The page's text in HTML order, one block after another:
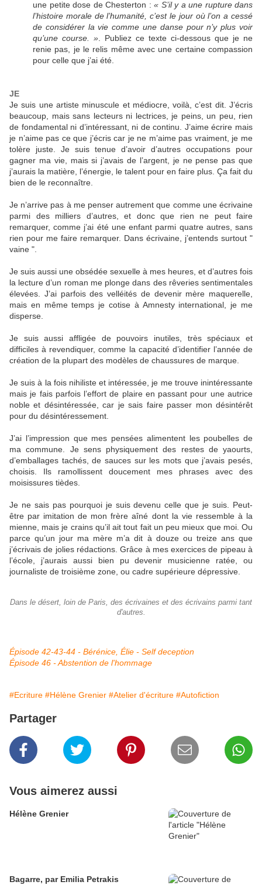
une petite dose de Chesterton : « S’il y a une rupture dans
l’histoire morale de l’humanité, c’est le jour où l’on a cessé
de considérer la vie comme une danse pour n’y plus voir
qu’une course. » . Publiez ce texte ci-dessous que je ne
renie pas, je le relis même avec une certaine compassion
pour celle que j’ai été.
JE
Je suis une artiste minuscule et médiocre, voilà, c’est dit. J’écris
beaucoup, mais sans lecteurs ni lectrices, je peins, un peu, rien
de fondamental ni d’intéressant, ni de continu. J’aime écrire mais
je n’aime pas ce que j’écris car je ne m’aime pas vraiment, je me
tolère juste. Je suis tenue d’avoir d’autres occupations pour
gagner ma vie, mais si j’avais de l’argent, je ne pense pas que
j’aurais la matière, l’énergie, le talent pour en faire plus. Ça fait du
bien de le reconnaître.
Je n’arrive pas à me penser autrement que comme une écrivaine
parmi des milliers d’autres, et donc que rien ne peut faire
remarquer, comme j’ai été une enfant parmi quatre autres, sans
rien pour me faire remarquer. Dans écrivaine, j’entends surtout "
vaine ".
Je suis aussi une obsédée sexuelle à mes heures, et d’autres fois
la lecture d’un roman me plonge dans des rêveries sentimentales
élevées. J’ai parfois des velléités de devenir mère maquerelle,
mais en même temps je cotise à Amnesty international, je me
disperse.
Je suis aussi affligée de pouvoirs inutiles, très spéciaux et
difficiles à revendiquer, comme la capacité d’identifier l’année de
création de la plupart des modèles de chaussures de marque.
Je suis à la fois nihiliste et intéressée, je me trouve inintéressante
mais je fais parfois l’effort de plaire en passant pour une autrice
noble et désintéressée, car je sais faire passer mon désintérêt
pour du désintéressement.
J’ai l’impression que mes pensées alimentent les poubelles de
ma commune. Je sens physiquement des restes de yaourts,
d’emballages tachés, de sauces sur les mots que j’avais pesés,
choisis. Ils ramollissent doucement mes phrases avec des
moisissures tièdes.
Je ne sais pas pourquoi je suis devenu celle que je suis. Peut-
être par imitation de mon frère aîné dont la vie ressemble à la
mienne, mais je crains qu’il ait tout fait un peu mieux que moi. Ou
parce qu’un jour ma mère m’a dit à douze ou treize ans que
j’écrivais de jolies rédactions. Grâce à mes exercices de pipeau à
l’école, j’aurais aussi bien pu devenir musicienne ratée, ou
journaliste de troisième zone, ou cadre supérieure dépressive.
Dans le désert, loin de Paris, des écrivaines et des écrivains parmi tant
d'autres.
Épisode 42-43-44 - Bérénice, Élie - Self deception
Épisode 46 - Abstention de l'hommage
#Ecriture #Hélène Grenier #Atelier d'écriture #Autofiction
Partager
Vous aimerez aussi
Hélène Grenier
Bagarre, par Emilia Petrakis